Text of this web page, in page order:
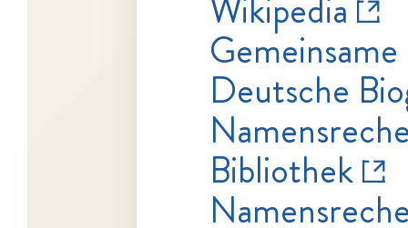
Wikipedia
Deutsche
Bibliothek